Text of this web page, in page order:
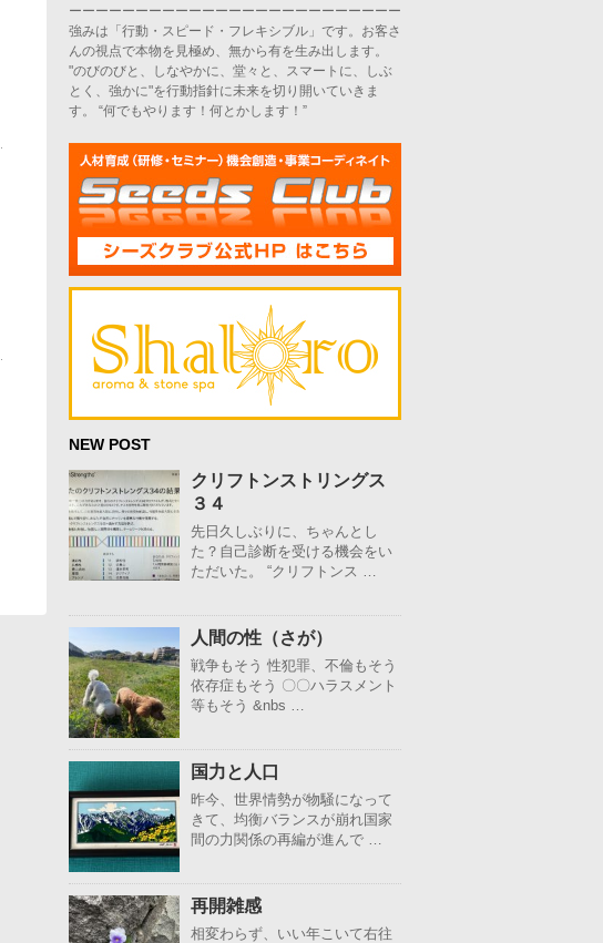
ーーーーーーーーーーーーーーーーーーーーーーーーー
強みは「行動・スピード・フレキシブル」です。お客さ
んの視点で本物を見極め、無から有を生み出します。
"のびのびと、しなやかに、堂々と、スマートに、しぶ
とく、強かに"を行動指針に未来を切り開いていきま
す。 “何でもやります！何とかします！”
NEW POST
クリフトンストリングス
３４
先日久しぶりに、ちゃんとし
た？自己診断を受ける機会をい
ただいた。 “クリフトンス …
人間の性（さが）
戦争もそう 性犯罪、不倫もそう
依存症もそう 〇〇ハラスメント
等もそう &nbs …
国力と人口
昨今、世界情勢が物騒になって
きて、均衡バランスが崩れ国家
間の力関係の再編が進んで …
再開雑感
相変わらず、いい年こいて右往